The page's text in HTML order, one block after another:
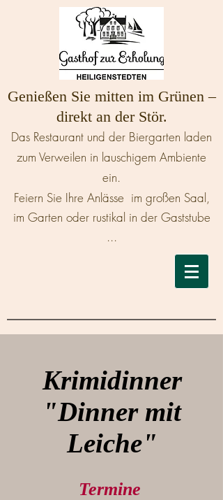
Genießen Sie mitten im Grünen –
direkt an der Stör.
Das Restaurant und der Biergarten laden
zum Verweilen in lauschigem Ambiente
ein.
Feiern Sie Ihre Anlässe im großen Saal,
im Garten oder rustikal in der Gaststube
...
Krimidinner
"Dinner mit
Leiche"
Termine